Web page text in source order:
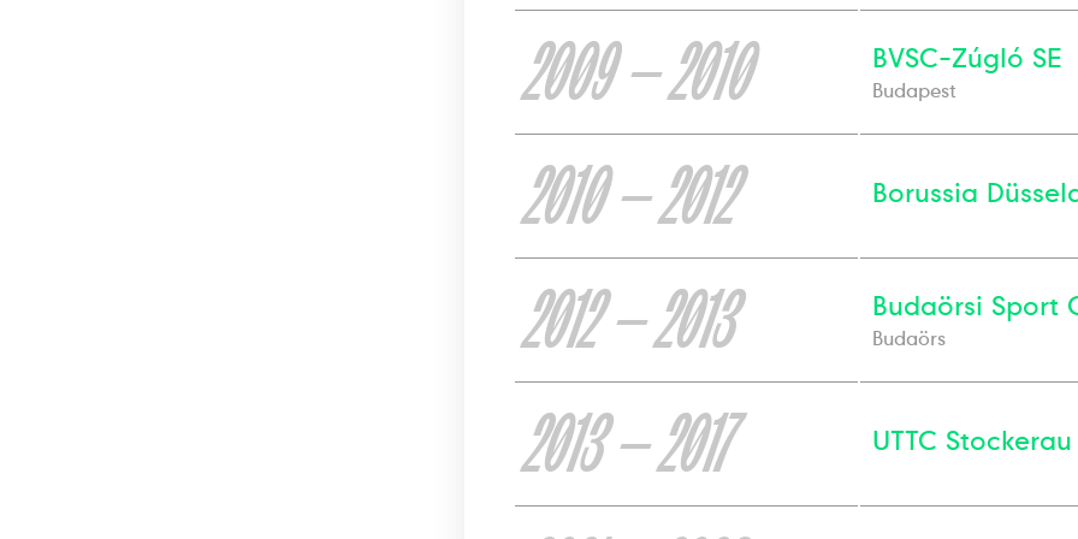
2009 — 2010 BVSC-Zúgló SE
Budapest
2010 — 2012 Borussia
2012 — 2013 Budaörsi Sport
Budaörs
2013 — 2017 UTTC Stockerau